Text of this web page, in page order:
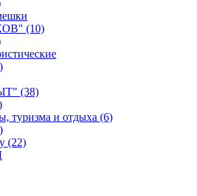
(10)
(38)
туризма и отдыха (6)
(22)